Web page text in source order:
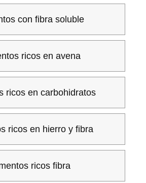
con fibra soluble
ricos en avena
ricos en carbohidratos
ricos en hierro y fibra
ricos fibra